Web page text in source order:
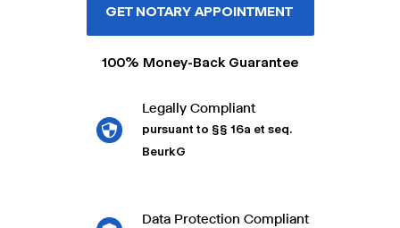
GET NOTARY APPOINTMENT
100% Money-Back Guarantee
Legally Compliant
pursuant to §§ 16a et seq.
BeurkG
Data Protection Compliant